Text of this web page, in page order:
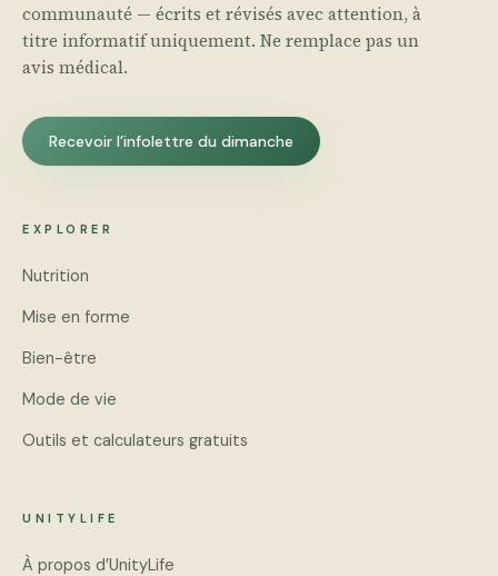
communauté — écrits et révisés avec attention, à
titre informatif uniquement. Ne remplace pas un
avis médical.
Recevoir l’infolettre du dimanche
EXPLORER
Nutrition
Mise en forme
Bien-être
Mode de vie
Outils et calculateurs gratuits
UNITYLIFE
À propos d’UnityLife